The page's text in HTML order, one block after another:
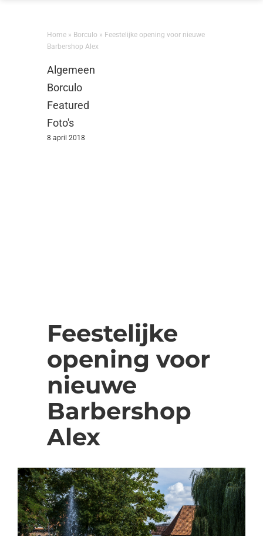
Home » Borculo » Feestelijke opening voor nieuwe
Barbershop Alex
Algemeen
Borculo
Featured
Foto's
8 april 2018
Feestelijke
opening voor
nieuwe
Barbershop
Alex